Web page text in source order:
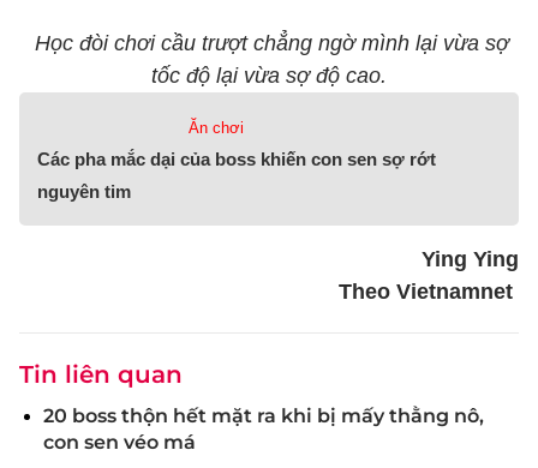
Học đòi chơi cầu trượt chẳng ngờ mình lại vừa sợ
tốc độ lại vừa sợ độ cao.
Ăn chơi
Các pha mắc dại của boss khiến con sen sợ rớt
nguyên tim
Ying Ying
Theo Vietnamnet
Tin liên quan
20 boss thộn hết mặt ra khi bị mấy thằng nô,
con sen véo má